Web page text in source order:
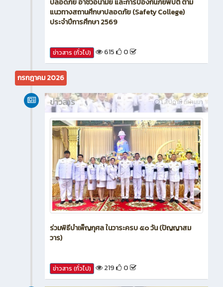
โครงการอบรมเชิงปฏิบัติการเพื่อเสริมสร้างความ
ปลอดภัย อาชีวอนามัย และการป้องกันภัยพิบัติ ตาม
แนวทางสถานศึกษาปลอดภัย (Safety College)
615 0
กรกฎาคม 2026
ข่าวสาร
ร่วมพิธีบำเพ็ญกุศล ในวาระครบ ๕๐ วัน (ปัญญาสม
ข่าวสาร (ทั่วไป) 219 0